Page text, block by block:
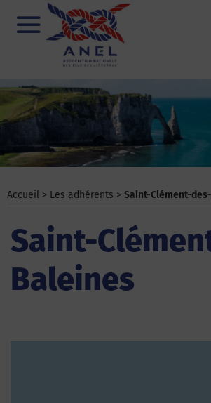
Menu
Accueil > Les adhérents > Saint-Clément-
Saint-
Baleines